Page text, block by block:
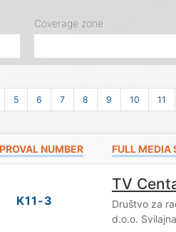
Coverage zone
5 6 7 8 9 10 11
NUMBER FULL MEDIA
K11-3
TV
Društvo za
d.o.o.